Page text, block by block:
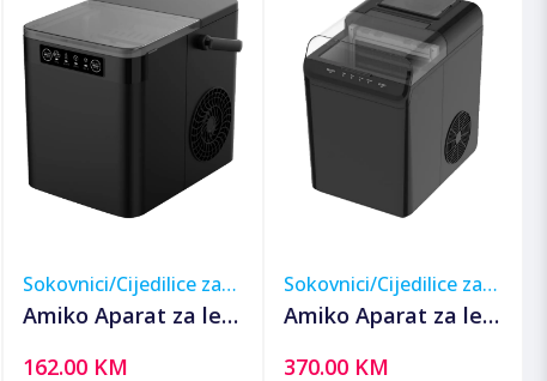
Sokovnici/Cijedilice za
voće
Amiko Aparat za led
162.00 KM
Sokovnici/Cijedilice za
voće
Amiko Aparat za led
370.00 KM